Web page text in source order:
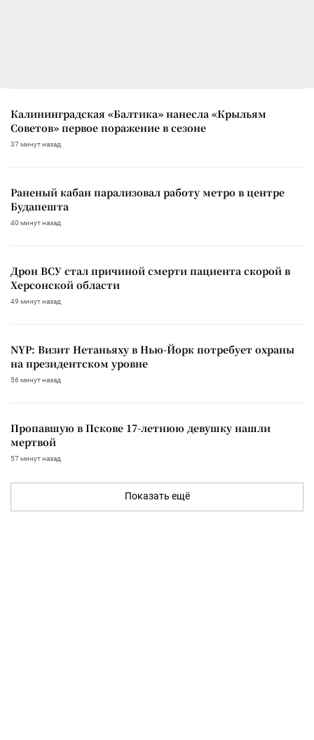
Калининградская «Балтика» нанесла «Крыльям
Советов» первое поражение в сезоне
37 минут назад
Раненый кабан парализовал работу метро в центре
Будапешта
40 минут назад
Дрон ВСУ стал причиной смерти пациента скорой в
Херсонской области
49 минут назад
NYP: Визит Нетаньяху в Нью-Йорк потребует охраны
на президентском уровне
56 минут назад
Пропавшую в Пскове 17-летнюю девушку нашли
мертвой
57 минут назад
Показать ещё